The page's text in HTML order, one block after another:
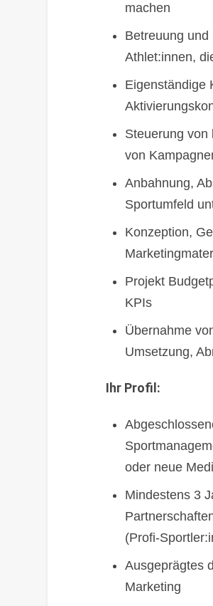
machen
Betreuung
Athlet:innen,
Eigenständige
Steuerung von
von
Anbahnung,
Sportumfeld
Konzeption,
Projekt
KPIs
Übernahme
Umsetzung,
Ihr Profil:
oder neue
Mindestens 3
(Profi-
Ausgeprägtes
Marketing